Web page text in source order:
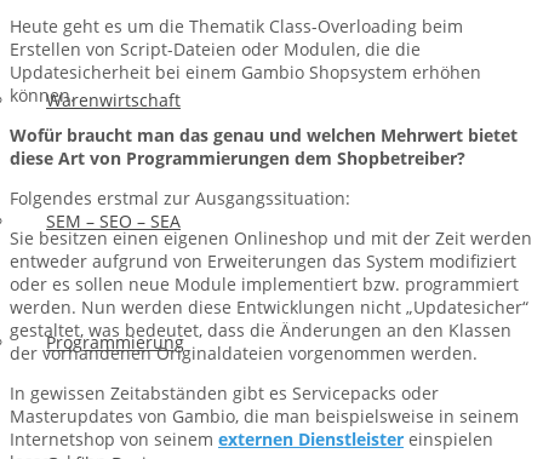
Warenwirtschaft
SEM – SEO – SEA
Programmierung
Heute geht es um die Thematik Class-Overloading beim
Erstellen von Script-Dateien oder Modulen, die die
Updatesicherheit bei einem Gambio Shopsystem erhöhen
können.
Wofür braucht man das genau und welchen Mehrwert bietet
diese Art von Programmierungen dem Shopbetreiber?
Folgendes erstmal zur Ausgangssituation:
Sie besitzen einen eigenen Onlineshop und mit der Zeit werden
entweder aufgrund von Erweiterungen das System modifiziert
oder es sollen neue Module implementiert bzw. programmiert
werden. Nun werden diese Entwicklungen nicht „Updatesicher“
gestaltet, was bedeutet, dass die Änderungen an den Klassen
der vorhandenen Originaldateien vorgenommen werden.
In gewissen Zeitabständen gibt es Servicepacks oder
Masterupdates von Gambio, die man beispielsweise in seinem
Internetshop von seinem externen Dienstleister einspielen